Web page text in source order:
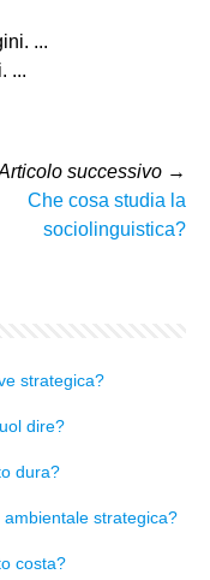
...
...
successivo →
Che cosa studia la
sociolinguistica?
strategica?
dire?
dura?
strategica?
costa?